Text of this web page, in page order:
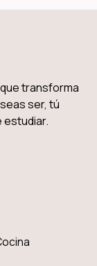
transforma
ser, tú
estudiar.